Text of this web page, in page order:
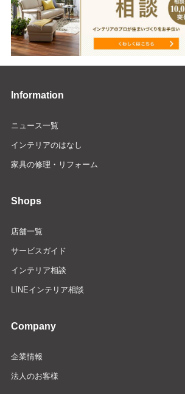
Information
ニュース一覧
インテリアのはなし
家具の修理・リフォーム
Shops
店舗一覧
サービスガイド
インテリア相談
LINEインテリア相談
Company
企業情報
法人のお客様